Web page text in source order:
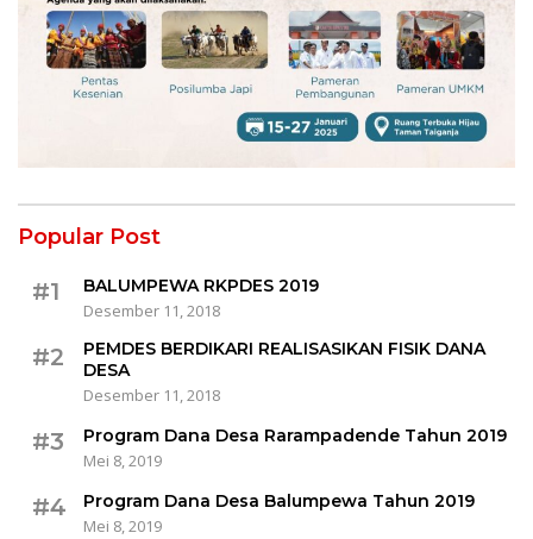
Popular Post
#1
BALUMPEWA RKPDES 2019
Desember 11, 2018
#2
PEMDES BERDIKARI REALISASIKAN FISIK DANA
DESA
Desember 11, 2018
#3
Program Dana Desa Rarampadende Tahun 2019
Mei 8, 2019
#4
Program Dana Desa Balumpewa Tahun 2019
Mei 8, 2019